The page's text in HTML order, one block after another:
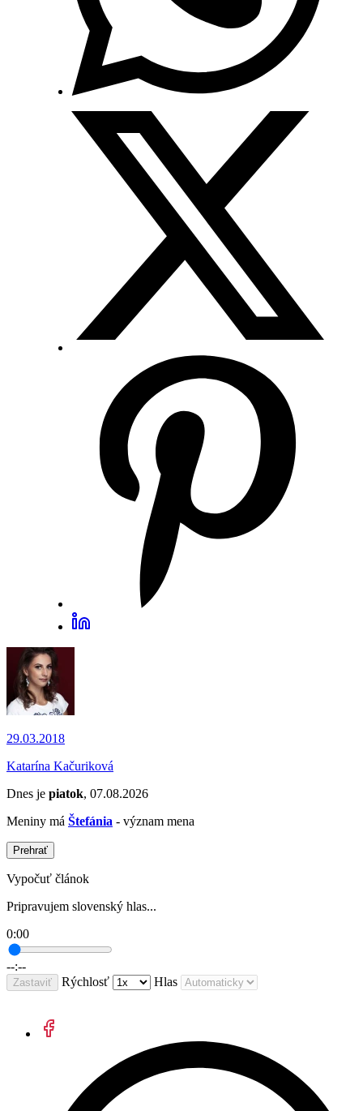
29.03.2018
Katarína Kačuriková
Dnes je piatok, 07.08.2026
Meniny má Štefánia - význam mena
Prehrať
Vypočuť článok
Pripravujem slovenský hlas...
0:00
--:--
Zastaviť Rýchlosť Hlas